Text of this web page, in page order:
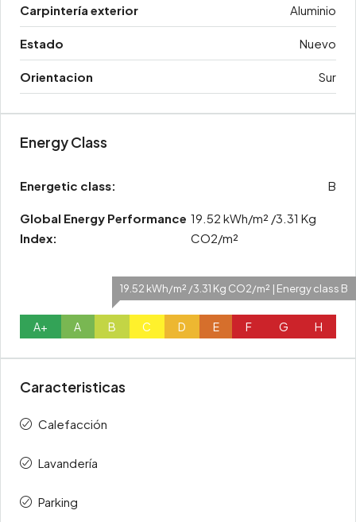
Carpintería exterior Aluminio
Estado Nuevo
Orientacion Sur
Energy Class
Energetic class: B
Global Energy Performance
Index:
19.52 kWh/m² /3.31 Kg
CO2/m²
A+ A
19.52 kWh/m² /3.31 Kg CO2/m² | Energy class B
B C D E F G H
Caracteristicas
Calefacción
Lavandería
Parking